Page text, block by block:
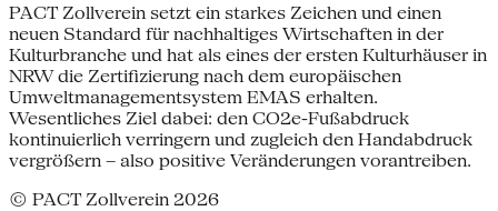
PACT Zollverein setzt ein starkes Zeichen und einen
neuen Standard für nachhaltiges Wirtschaften in der
Kulturbranche und hat als eines der ersten Kulturhäuser in
NRW die Zertifizierung nach dem europäischen
Umweltmanagementsystem EMAS erhalten.
Wesentliches Ziel dabei: den CO2e-Fußabdruck
kontinuierlich verringern und zugleich den Handabdruck
vergrößern – also positive Veränderungen vorantreiben.
© PACT Zollverein 2026